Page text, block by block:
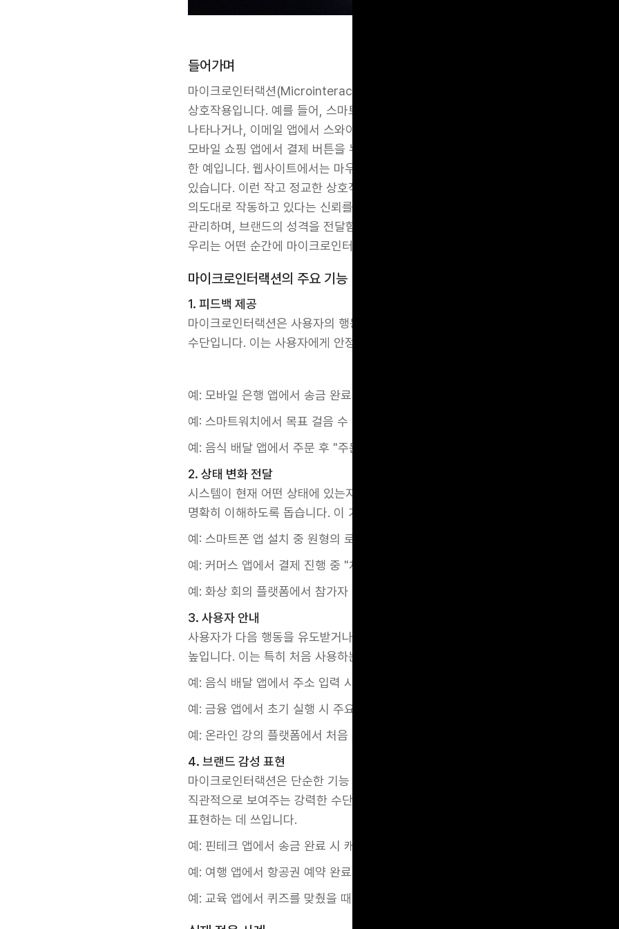
들어가며
마이크로인터랙션(Microinteractions)은 사용자가 디지털 제품을 사용할 때 마주치는
상호작용입니다. 예를 들어, 스마트폰에서 메시지를 보내면 종이비행기 아이콘이 날아가
나타나거나, 이메일 앱에서 스와이프할 때 색이 바뀌며 진동이 짧게 울리는 효과 등이
모바일 쇼핑 앱에서 결제 버튼을 누를 때 버튼이 약간 튀어나오며 반응음을 제공하는 것
한 예입니다. 웹사이트에서는 마우스를 올렸을 때 메뉴 항목이 부드럽게 확장되는 애니
있습니다. 이런 작고 정교한 상호작용들은 사용자가 제품과 감정적으로 교감할 수 있도
의도대로 작동하고 있다는 신뢰를 줍니다. 잘 설계된 마이크로인터랙션은 피드백을 제
관리하며, 브랜드의 성격을 전달함으로써 전체 UX의 품질을 비약적으로 끌어올릴 수 있
우리는 어떤 순간에 마이크로인터랙션을 가장 필요로 하게 될까요?
마이크로인터랙션의 주요 기능
1. 피드백 제공
마이크로인터랙션은 사용자의 행동에 대해 시스템이 제대로 인식하고 반응하고 있음을
수단입니다. 이는 사용자에게 안정감을 주고, 기대한 결과가 실현되었음을 직관적으로
예: 모바일 은행 앱에서 송금 완료 후 나타나는 애니메이션과 진동 피드백
예: 스마트워치에서 목표 걸음 수 달성 시 진동과 함께 나타나는 축하 메시지
예: 음식 배달 앱에서 주문 후 "주문이 접수되었습니다"라는 문구와 함께 음식 아이콘이
2. 상태 변화 전달
시스템이 현재 어떤 상태에 있는지를 시각적으로 보여주는 것은 사용자가 기다림, 진행
명확히 이해하도록 돕습니다. 이 기능은 불확실성을 줄이고 사용자의 인내심을 유지시킵
예: 스마트폰 앱 설치 중 원형의 로딩 인디케이터가 퍼센트로 진행 상황을 시각화
예: 커머스 앱에서 결제 진행 중 "처리 중입니다"라는 텍스트와 함께 회전하는 로딩 아이
예: 화상 회의 플랫폼에서 참가자 연결 중 표시되는 애니메이션 상태창
3. 사용자 안내
사용자가 다음 행동을 유도받거나 기능을 쉽게 이해할 수 있도록 돕는 인터랙션은 UX
높입니다. 이는 특히 처음 사용하는 사용자에게 큰 도움이 됩니다.
예: 음식 배달 앱에서 주소 입력 시 지도 위에 입력 힌트를 애니메이션으로 표시
예: 금융 앱에서 초기 실행 시 주요 기능을 순차적으로 안내하는 툴팁
예: 온라인 강의 플랫폼에서 처음 로그인하면 강의 시작 버튼을 점멸시켜 시선을 유도
4. 브랜드 감성 표현
마이크로인터랙션은 단순한 기능 전달을 넘어, 브랜드가 사용자에게 전달하고 싶은 감정
직관적으로 보여주는 강력한 수단이 됩니다. 사운드, 애니메이션, 컬러 등 다양한 요소
표현하는 데 쓰입니다.
예: 핀테크 앱에서 송금 완료 시 캐릭터가 춤추며 축하해주는 애니메이션을 통해 브랜드
예: 여행 앱에서 항공권 예약 완료 시 여행 가방이 움직이는 이모티콘으로 마무리
예: 교육 앱에서 퀴즈를 맞췄을 때 별이 터지는 사운드와 함께 시각 효과로 성취감을 증폭